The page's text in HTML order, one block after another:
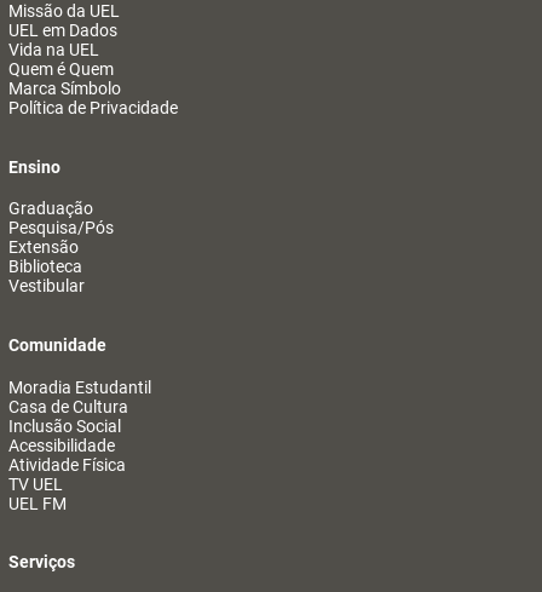
Missão da UEL
UEL em Dados
Vida na UEL
Quem é Quem
Marca Símbolo
Política de Privacidade
Ensino
Graduação
Pesquisa/Pós
Extensão
Biblioteca
Vestibular
Comunidade
Moradia Estudantil
Casa de Cultura
Inclusão Social
Acessibilidade
Atividade Física
TV UEL
UEL FM
Serviços